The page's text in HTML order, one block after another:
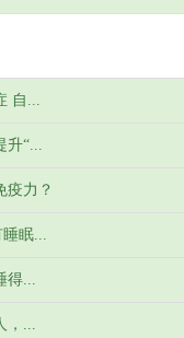
自...
升“...
疫力？
睡眠...
得...
，...